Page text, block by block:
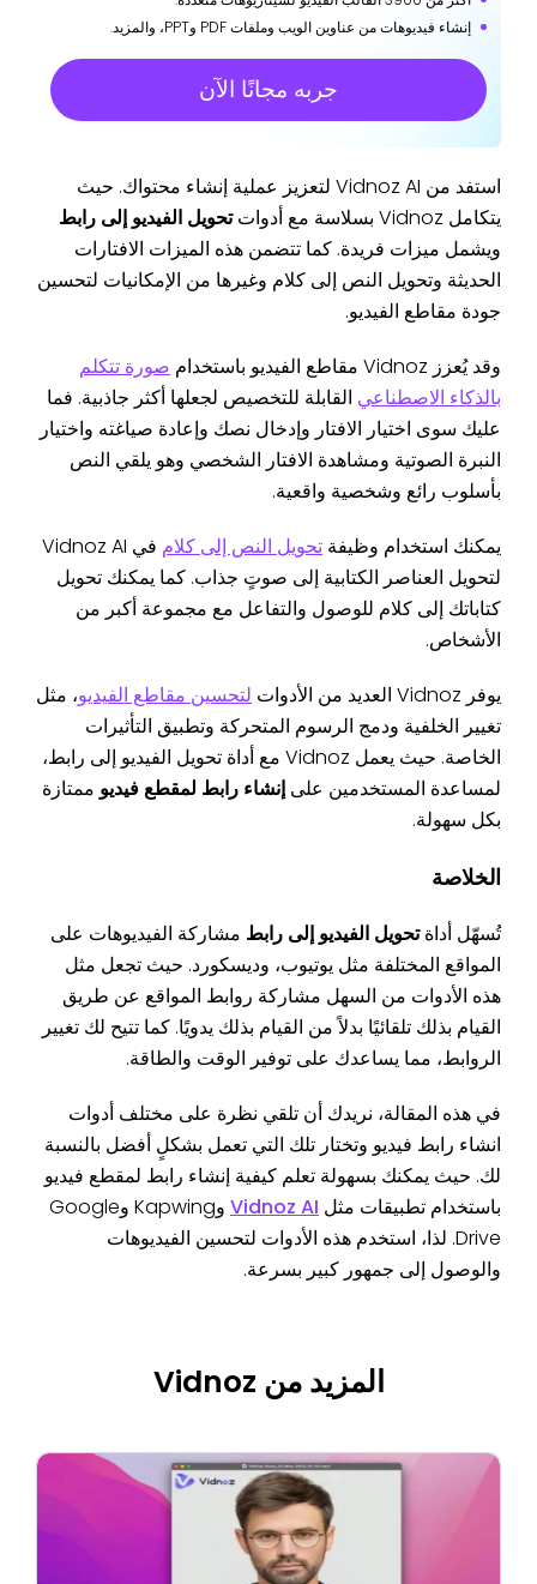
إنشاء فيديوهات من عناوين الويب وملفات PDF وPPT، والمزيد.
جربه مجانًا الآن
استفد من Vidnoz AI لتعزيز عملية إنشاء محتواك. حيث
يتكامل Vidnoz بسلاسة مع أدوات
تحويل الفيديو إلى رابط
ويشمل ميزات فريدة. كما تتضمن هذه الميزات الافتارات
الحديثة وتحويل النص إلى كلام وغيرها من الإمكانيات لتحسين
جودة مقاطع الفيديو.
وقد يُعزز Vidnoz مقاطع الفيديو باستخدام
صورة تتكلم
بالذكاء الاصطناعي القابلة للتخصيص لجعلها أكثر جاذبية. فما
عليك سوى اختيار الافتار وإدخال نصك وإعادة صياغته واختيار
النبرة الصوتية ومشاهدة الافتار الشخصي وهو يلقي النص
بأسلوب رائع وشخصية واقعية.
يمكنك استخدام وظيفة تحويل النص إلى كلام
في Vidnoz AI
لتحويل العناصر الكتابية إلى صوتٍ جذاب. كما يمكنك تحويل
كتاباتك إلى كلام للوصول والتفاعل مع مجموعة أكبر من
الأشخاص.
يوفر Vidnoz العديد من الأدوات
لتحسين مقاطع الفيديو، مثل
تغيير الخلفية ودمج الرسوم المتحركة وتطبيق التأثيرات
الخاصة. حيث يعمل Vidnoz مع أداة تحويل الفيديو إلى رابط،
لمساعدة المستخدمين على إنشاء رابط لمقطع فيديو ممتازة
بكل سهولة.
الخلاصة
تُسهّل أداةتحويل الفيديو إلى رابط مشاركة الفيديوهات على
المواقع المختلفة مثل يوتيوب، وديسكورد. حيث تجعل مثل
هذه الأدوات من السهل مشاركة روابط المواقع عن طريق
القيام بذلك تلقائيًا بدلاً من القيام بذلك يدويًا. كما تتيح لك تغيير
الروابط، مما يساعدك على توفير الوقت والطاقة.
في هذه المقالة، نريدك أن تلقي نظرة على مختلف أدوات
انشاء رابط فيديو وتختار تلك التي تعمل بشكلٍ أفضل بالنسبة
لك. حيث يمكنك بسهولة تعلم كيفية إنشاء رابط لمقطع فيديو
باستخدام تطبيقات مثل Vidnoz AI
وKapwing وGoogle
Drive. لذا، استخدم هذه الأدوات لتحسين الفيديوهات
والوصول إلى جمهور كبير بسرعة.
المزيد من Vidnoz